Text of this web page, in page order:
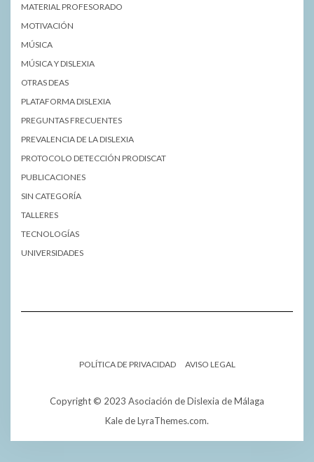
MATERIAL PROFESORADO
MOTIVACIÓN
MÚSICA
MÚSICA Y DISLEXIA
OTRAS DEAS
PLATAFORMA DISLEXIA
PREGUNTAS FRECUENTES
PREVALENCIA DE LA DISLEXIA
PROTOCOLO DETECCIÓN PRODISCAT
PUBLICACIONES
SIN CATEGORÍA
TALLERES
TECNOLOGÍAS
UNIVERSIDADES
POLÍTICA DE PRIVACIDAD AVISO LEGAL
Copyright © 2023 Asociación de Dislexia de Málaga
Kalede LyraThemes.com.